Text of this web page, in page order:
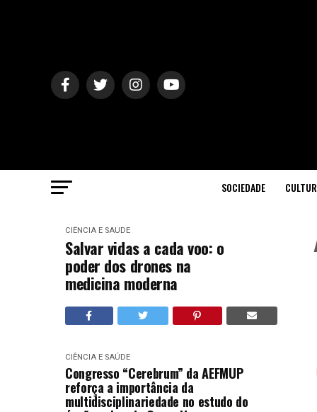
SOCIEDADE
CIÊNCIA E SAÚDE
Salvar vidas a cada voo: o
poder dos drones na
medicina moderna
CIÊNCIA E SAÚDE
Congresso “Cerebrum” da AEFMUP
reforça a importância da
multidisciplinariedade no estudo do